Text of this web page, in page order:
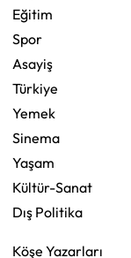
Eğitim
Spor
Asayiş
Türkiye
Yemek
Sinema
Yaşam
Kültür-Sanat
Dış Politika
Köşe Yazarları